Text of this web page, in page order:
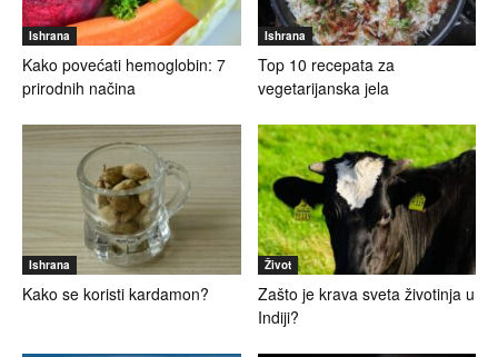
Ishrana
Kako povećati hemoglobin: 7
prirodnih načina
Ishrana
Top 10 recepata za
vegetarijanska jela
Ishrana
Kako se koristi kardamon?
Život
Zašto je krava sveta životinja u
Indiji?